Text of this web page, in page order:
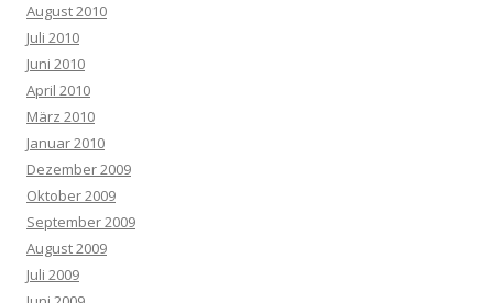
August 2010
Juli 2010
Juni 2010
April 2010
März 2010
Januar 2010
Dezember 2009
Oktober 2009
September 2009
August 2009
Juli 2009